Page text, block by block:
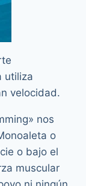
utiliza
velocidad.
nos
o
o bajo el
muscular